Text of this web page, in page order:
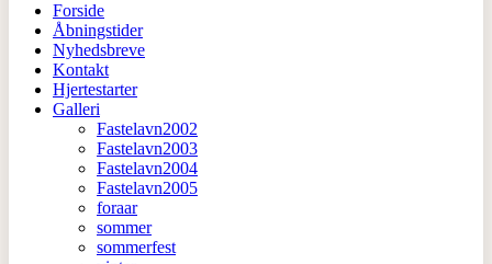
Forside
Åbningstider
Nyhedsbreve
Kontakt
Hjertestarter
Galleri
Fastelavn2002
Fastelavn2003
Fastelavn2004
Fastelavn2005
foraar
sommer
sommerfest